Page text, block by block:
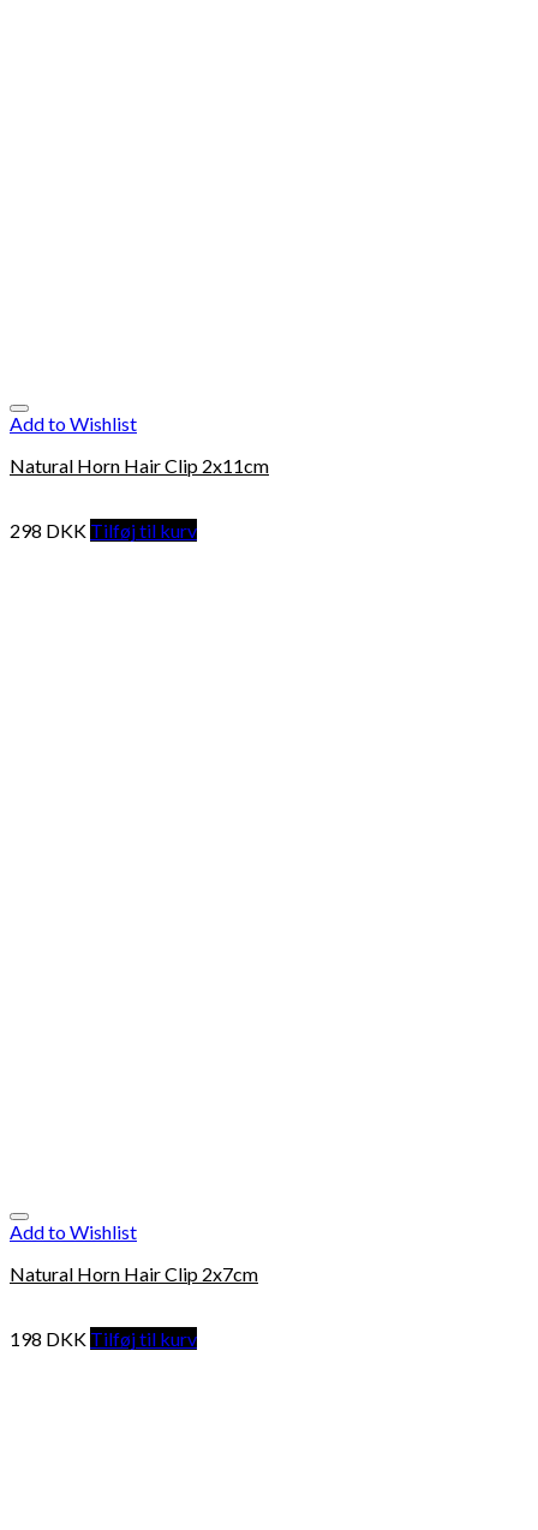
Add to Wishlist
Natural Horn Hair Clip 2x11cm
298 DKK Tilføj til kurv
Add to Wishlist
Natural Horn Hair Clip 2x7cm
198 DKK Tilføj til kurv